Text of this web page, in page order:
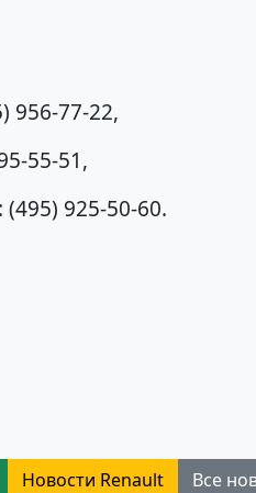
956-77-22,
55-51,
925-50-60.
Новости Renault Все